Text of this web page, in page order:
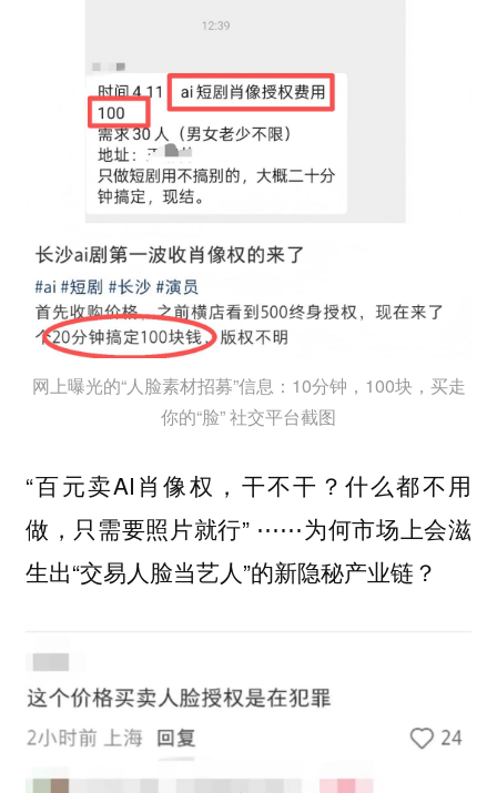
网上曝光的“人脸素材招募”信息：10分钟，100块，买走
你的“脸” 社交平台截图
“百元卖AI肖像权，干不干？什么都不用
做，只需要照片就行” ⋯⋯为何市场上会滋
生出“交易人脸当艺人”的新隐秘产业链？